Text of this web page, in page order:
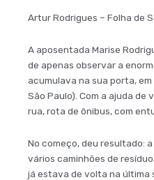
Artur Rodrigues – Folha de
A aposentada Marise
de apenas observar a
acumulava na sua porta,
São Paulo). Com a ajuda de
rua, rota de ônibus, com
No começo, deu resultado:
vários caminhões de
já estava de volta na última